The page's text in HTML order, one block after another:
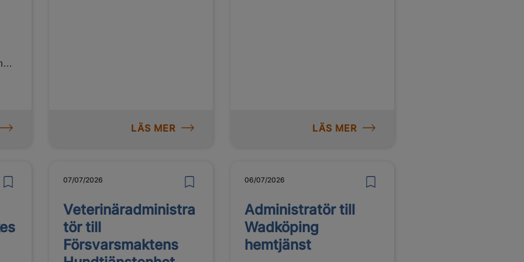
LÄS MER LÄS MER
07/07/2026
Veterinäradministra
tör till
Försvarsmaktens
06/07/2026
Administratör till
Wadköping
hemtjänst